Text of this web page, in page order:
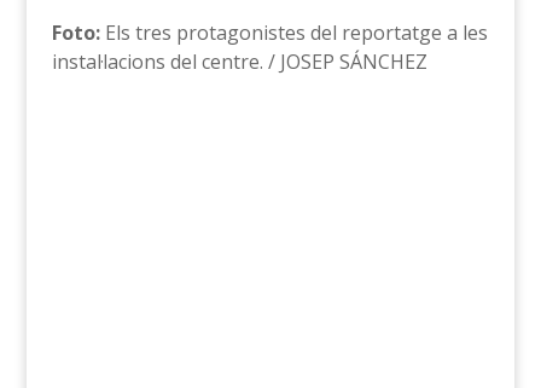
Foto:Els tres protagonistes del reportatge a les
instal·lacions del centre. / JOSEP SÁNCHEZ